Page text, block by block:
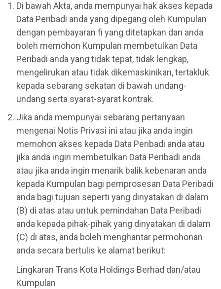
Di bawah Akta, anda mempunyai hak akses kepada
Data Peribadi anda yang dipegang oleh Kumpulan
dengan pembayaran fi yang ditetapkan dan anda
boleh memohon Kumpulan membetulkan Data
Peribadi anda yang tidak tepat, tidak lengkap,
mengelirukan atau tidak dikemaskinikan, tertakluk
kepada sebarang sekatan di bawah undang-
undang serta syarat-syarat kontrak.
Jika anda mempunyai sebarang pertanyaan
mengenai Notis Privasi ini atau jika anda ingin
memohon akses kepada Data Peribadi anda atau
jika anda ingin membetulkan Data Peribadi anda
atau jika anda ingin menarik balik kebenaran anda
kepada Kumpulan bagi pemprosesan Data Peribadi
anda bagi tujuan seperti yang dinyatakan di dalam
(B) di atas atau untuk pemindahan Data Peribadi
anda kepada pihak-pihak yang dinyatakan di dalam
(C) di atas, anda boleh menghantar permohonan
anda secara bertulis ke alamat berikut:
Lingkaran Trans Kota Holdings Berhad dan/atau
Kumpulan